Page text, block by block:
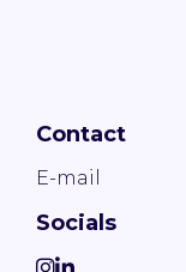
Contact
E-mail
Socials